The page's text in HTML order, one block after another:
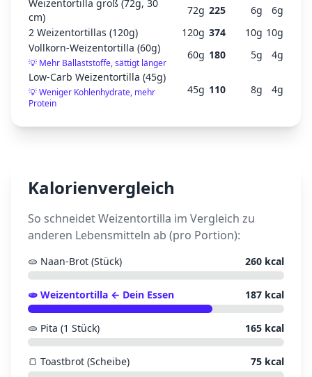
Weizentortilla groß (72g, 30
cm)
72g 225 6g 6g
2 Weizentortillas (120g)
120g 374 10g 10g
Vollkorn-Weizentortilla (60g)
💡 Mehr Ballaststoffe, sättigt länger
60g 180 5g 4g
Low-Carb Weizentortilla (45g)
💡Weniger Kohlenhydrate, mehr
Protein
45g 110 8g 4g
Kalorienvergleich
So schneidetWeizentortilla im Vergleich zu
anderen Lebensmitteln ab (pro Portion):
🫓 Naan-Brot (Stück) 260 kcal
🫓 Weizentortilla ← Dein Essen 187 kcal
🫓 Pita (1 Stück) 165 kcal
🍞 Toastbrot (Scheibe) 75 kcal